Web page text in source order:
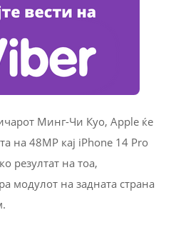
Минг-Чи Куо, Apple ќе
на 48MP кај iPhone 14 Pro
резултат на тоа,
модулот на задната страна